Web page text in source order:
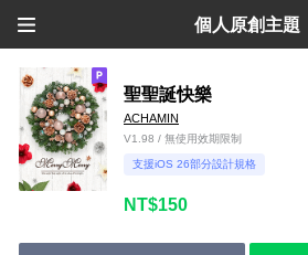
個人原創主題
聖聖誕快樂
ACHAMIN
V1.98 / 無使用效期限制
支援iOS 26部分設計規格
NT$150